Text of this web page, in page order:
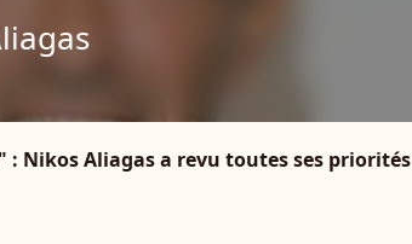
: Nikos Aliagas a revu toutes ses priorités